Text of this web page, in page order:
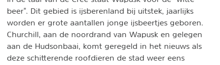
beer". Dit gebied is ijsberenland bij uitstek, jaarlijks
worden er grote aantallen jonge ijsbeertjes geboren.
Churchill, aan de noordrand van Wapusk en gelegen
aan de Hudsonbaai, komt geregeld in het nieuws als
deze schitterende roofdieren de stad weer eens